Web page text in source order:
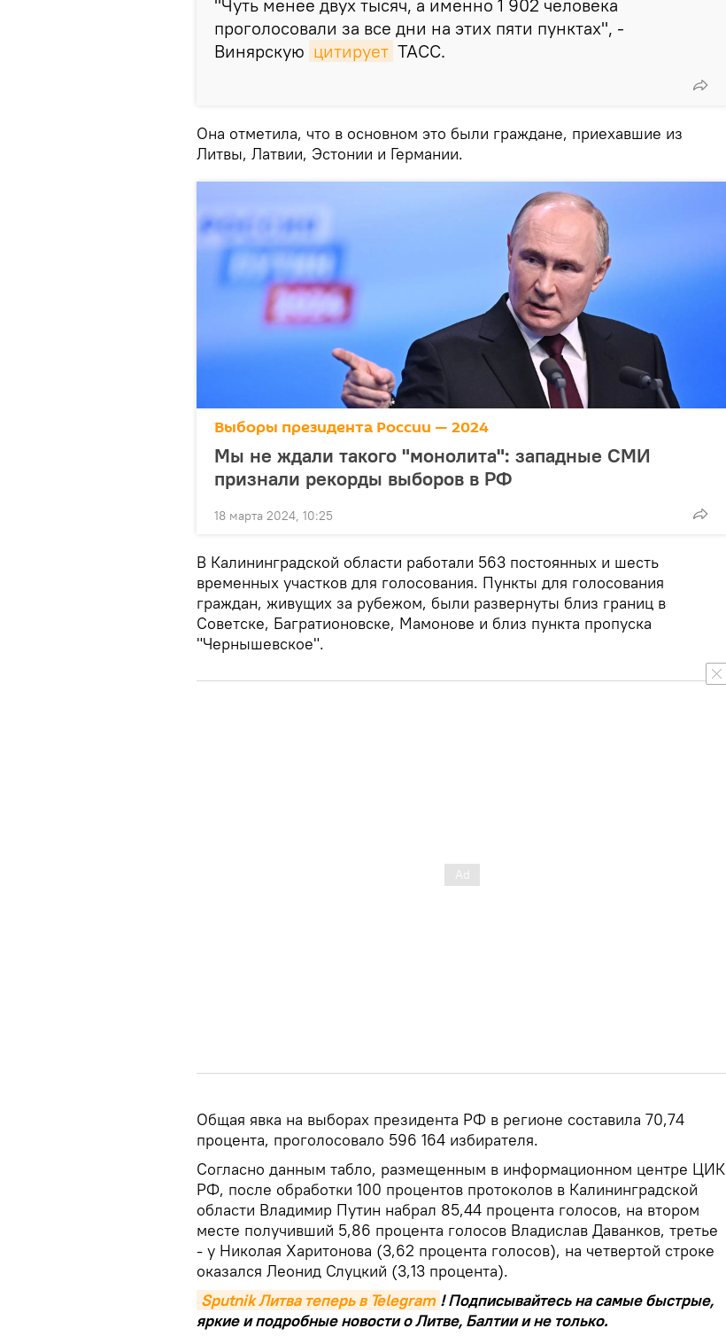
"Чуть менее двух тысяч, а именно 1 902 человека
проголосовали за все дни на этих пяти пунктах", -
Винярскую цитирует ТАСС.
Она отметила, что в основном это были граждане, приехавшие из
Литвы, Латвии, Эстонии и Германии.
Выборы президента России — 2024
Мы не ждали такого "монолита": западные СМИ
признали рекорды выборов в РФ
18 марта 2024, 10:25
В Калининградской области работали 563 постоянных и шесть
временных участков для голосования. Пункты для голосования
граждан, живущих за рубежом, были развернуты близ границ в
Советске, Багратионовске, Мамонове и близ пункта пропуска
"Чернышевское".
Общая явка на выборах президента РФ в регионе составила 70,74
процента, проголосовало 596 164 избирателя.
Согласно данным табло, размещенным в информационном центре ЦИК
РФ, после обработки 100 процентов протоколов в Калининградской
области Владимир Путин набрал 85,44 процента голосов, на втором
месте получивший 5,86 процента голосов Владислав Даванков, третье
- у Николая Харитонова (3,62 процента голосов), на четвертой строке
оказался Леонид Слуцкий (3,13 процента).
Sputnik Литва теперь в Telegram ! Подписывайтесь на самые быстрые,
яркие и подробные новости о Литве, Балтии и не только.